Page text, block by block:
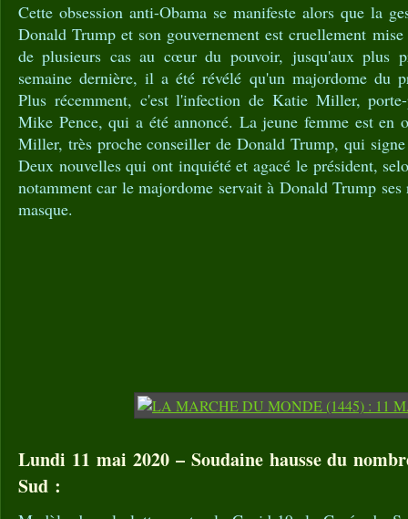
Cette obsession anti-Obama se manifeste alors que la
Donald Trump et son gouvernement est cruellement
de plusieurs cas au cœur du pouvoir, jusqu'aux plus
semaine dernière, il a été révélé qu'un majordome du
Plus récemment, c'est l'infection de Katie Miller,
Mike Pence, qui a été annoncé. La jeune femme est en
Miller, très proche conseiller de Donald Trump, qui signe
Deux nouvelles qui ont inquiété et agacé le président,
notamment car le majordome servait à Donald Trump ses
masque.
Lundi 11 mai 2020 – Soudaine hausse du
Sud :